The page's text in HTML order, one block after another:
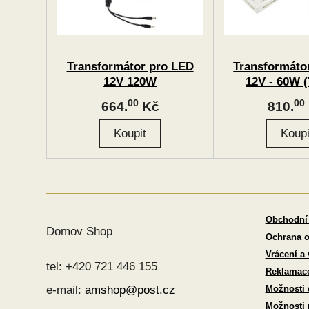
Transformátor pro LED
12V 120W
664.00Kč
12V - 60W
konektor +
810.00
Domov Shop
tel: +420 721 446 155
e-mail:amshop@post.cz
Ochrana
Vrácení a
Možnosti
Možnosti